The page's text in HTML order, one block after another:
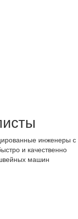
инженеры с
и качественно
машин